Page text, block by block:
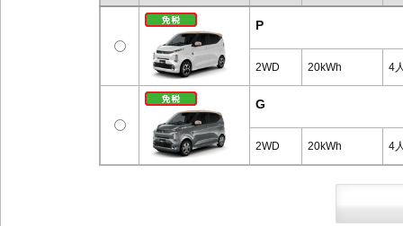
P
2WD 20kWh 4
G
2WD 20kWh 4